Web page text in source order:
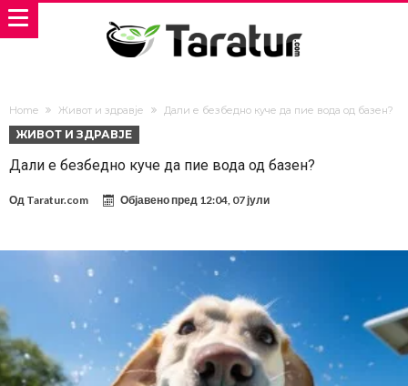
Home Живот и здравје Дали е безбедно куче да пие вода од базен?
ЖИВОТ И ЗДРАВЈЕ
Дали е безбедно куче да пие вода од базен?
Од Taratur.com Објавено пред 12:04, 07 јули